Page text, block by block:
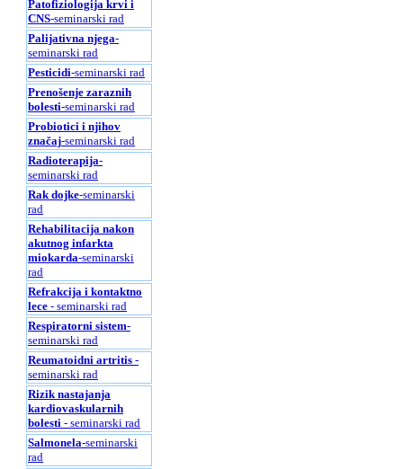
Patofiziologija krvi i
CNS-seminarski rad
Palijativna njega-
seminarski rad
Pesticidi-seminarski rad
Prenošenje zaraznih
bolesti-seminarski rad
Probiotici i njihov
značaj-seminarski rad
Radioterapija-
seminarski rad
Rak dojke-seminarski
rad
Rehabilitacija nakon
akutnog infarkta
miokarda-seminarski
rad
Refrakcija i kontaktno
lece - seminarski rad
Respiratorni sistem-
seminarski rad
Reumatoidni artritis -
seminarski rad
Rizik nastajanja
kardiovaskularnih
bolesti - seminarski rad
Salmonela-seminarski
rad